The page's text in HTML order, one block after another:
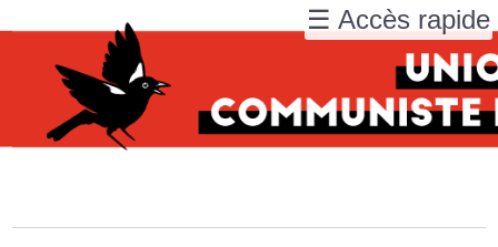
☰ Accès rapide